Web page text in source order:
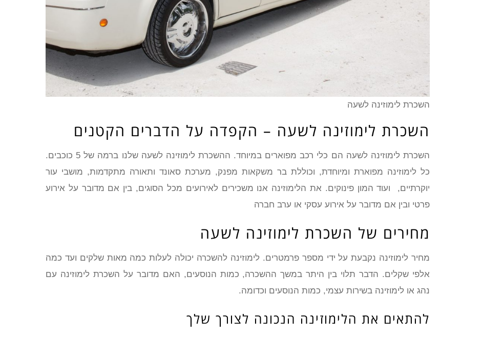
השכרת לימוזינה לשעה
השכרת לימוזינה לשעה – הקפדה על הדברים הקטנים
השכרת לימוזינה לשעה הם כלי רכב מפוארים במיוחד. ההשכרת לימוזינה לשעה שלנו ברמה של 5 כוכבים.
כל לימוזינה מפוארת ומיוחדת, וכוללת בר משקאות מפנק, מערכת סאונד ותאורה מתקדמות, מושבי עור
יוקרתיים, ועוד המון פינוקים. את הלימוזינה אנו משכירים לאירועים מכל הסוגים, בין אם מדובר על אירוע
פרטי ובין אם מדובר על אירוע עסקי או ערב חברה
מחירים של השכרת לימוזינה לשעה
מחיר לימוזינה נקבעת על ידי מספר פרמטרים. לימוזינה להשכרה יכולה לעלות כמה מאות שלקים ועד כמה
אלפי שקלים. הדבר תלוי בין היתר במשך ההשכרה, כמות הנוסעים, האם מדובר על השכרת לימוזינה עם
נהג או לימוזינה בשירות עצמי, כמות הנוסעים וכדומה.
להתאים את הלימוזינה הנכונה לצורך שלך